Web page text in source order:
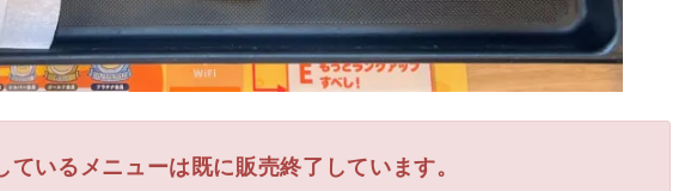
ているメニューは既に販売終了しています。